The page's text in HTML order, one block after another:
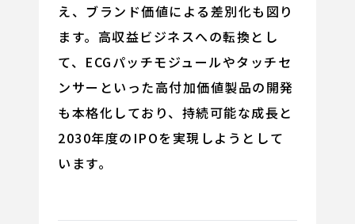
え、ブランド価値による差別化も図り
ます。高収益ビジネスへの転換とし
て、ECGパッチモジュールやタッチセ
ンサーといった高付加価値製品の開発
も本格化しており、持続可能な成長と
2030年度のIPOを実現しようとして
います。